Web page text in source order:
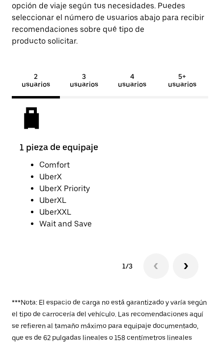
opción de viaje según tus necesidades. Puedes
seleccionar el número de usuarios abajo para recibir
recomendaciones sobre qué tipo de
producto solicitar.
2
usuarios
3
usuarios
4
usuarios
5+
usuarios
1 pieza de equipaje
Comfort
UberX
UberX Priority
UberXL
UberXXL
Wait and Save
1/3
***Nota: El espacio de carga no está garantizado y varía según
el tipo de carrocería del vehículo. Las recomendaciones aquí
se refieren al tamaño máximo para equipaje documentado,
que es de 62 pulgadas lineales o 158 centímetros lineales